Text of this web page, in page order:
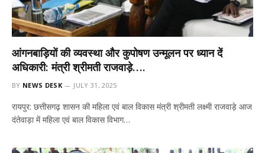
आंगनबाड़ियों की व्यवस्था और कुपोषण उन्मूलन पर ध्यान दें
अधिकारी: मंत्री श्रीमती राजवाड़े….
BY NEWS DESK JULY 31, 2025
रायपुर: छत्तीसगढ़ शासन की महिला एवं बाल विकास मंत्री श्रीमती लक्ष्मी राजवाड़े आज
दंतेवाड़ा में महिला एवं बाल विकास विभाग…